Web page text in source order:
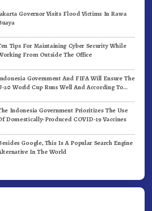
Governor Visits Flood Victims In Rawa
Tips For Maintaining Cyber Security While
From Outside The Office
Government And FIFA Will Ensure The
20 World Cup Runs Well And According To
Indonesia Government Prioritizes The Use
Domestically-Produced COVID-19 Vaccines
Google, This Is A Popular Search Engine
In The World